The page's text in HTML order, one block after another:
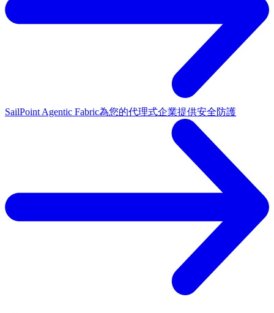
SailPoint Agentic Fabric為您的代理式企業提供安全防護